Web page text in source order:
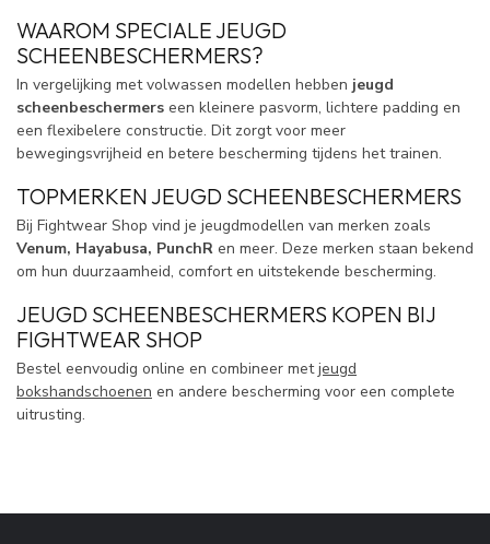
WAAROM SPECIALE JEUGD
SCHEENBESCHERMERS?
In vergelijking met volwassen modellen hebben jeugd
scheenbeschermers een kleinere pasvorm, lichtere padding en
een flexibelere constructie. Dit zorgt voor meer
bewegingsvrijheid en betere bescherming tijdens het trainen.
TOPMERKEN JEUGD SCHEENBESCHERMERS
Bij Fightwear Shop vind je jeugdmodellen van merken zoals
Venum, Hayabusa, PunchR en meer. Deze merken staan bekend
om hun duurzaamheid, comfort en uitstekende bescherming.
JEUGD SCHEENBESCHERMERS KOPEN BIJ
FIGHTWEAR SHOP
Bestel eenvoudig online en combineer metjeugd
bokshandschoenen en andere bescherming voor een complete
uitrusting.